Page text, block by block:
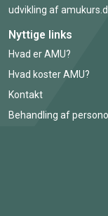
udvikling af
Nyttige links
Hvad er AMU?
Hvad koster AMU?
Kontakt
Behandling af